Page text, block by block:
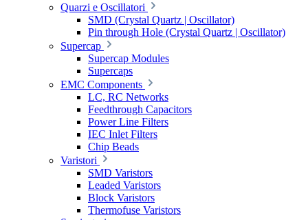
Quarzi e Oscillatori
SMD (Crystal Quartz | Oscillator)
Pin through Hole (Crystal Quartz | Oscillator)
Supercap
Supercap Modules
Supercaps
EMC Components
LC, RC Networks
Feedthrough Capacitors
Power Line Filters
IEC Inlet Filters
Chip Beads
Varistori
SMD Varistors
Leaded Varistors
Block Varistors
Thermofuse Varistors